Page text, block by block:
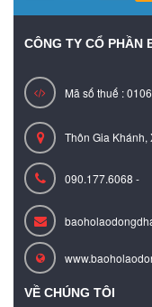
CÔNG TY CỔ PHẦN
Mã số thuế :
Thôn Gia Khánh,
090.177.6068 -
VỀ CHÚNG TÔI